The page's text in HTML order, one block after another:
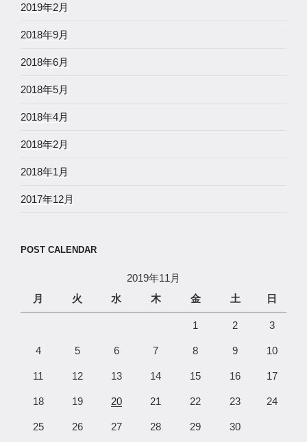
2019年2月
2018年9月
2018年6月
2018年5月
2018年4月
2018年2月
2018年1月
2017年12月
POST CALENDAR
2019年11月
月
火 水 木 金 土 日
1 2 3
4 5 6 7 8 9 10
11 12 13 14 15 16 17
18 19 20 21 22 23 24
25 26 27 28 29 30